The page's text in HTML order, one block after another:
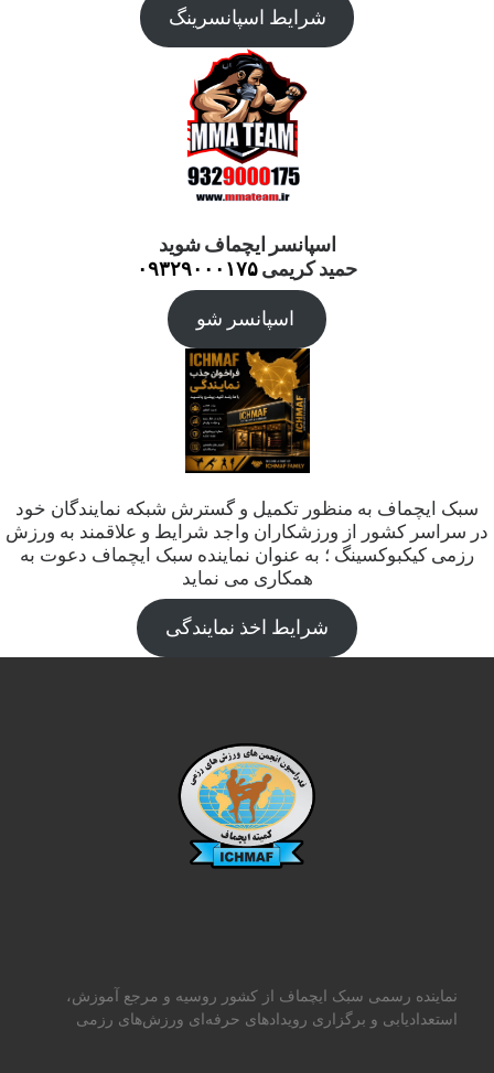
شرایط اسپانسرینگ
اسپانسر ایچماف شوید
حمید کریمی۰۹۳۲۹۰۰۰۱۷۵
اسپانسر شو
سبک ایچماف به منظور تکمیل و گسترش شبکه نمایندگان خود
در سراسر کشور از ورزشکاران واجد شرایط و علاقمند به ورزش
رزمی کیکبوکسینگ ؛ به عنوان نماینده سبک ایچماف دعوت به
همکاری می نماید
شرایط اخذ نمایندگی
نماینده رسمی سبک ایچماف از کشور روسیه و مرجع آموزش،
استعدادیابی و برگزاری رویدادهای حرفه‌ای ورزش‌های رزمی